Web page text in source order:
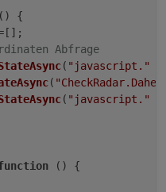
( ) {
Abfrage
( "javascript."
(
( "javascript."
( ) {